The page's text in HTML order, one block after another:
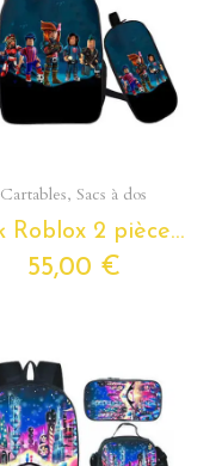
Aperçu rapide
Cartables, Sacs à dos
Pack Roblox 2 pièces – Sac à dos scolaire + trousse assortie
55,00 €